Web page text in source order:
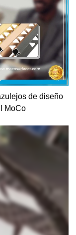
de diseño
MoCo